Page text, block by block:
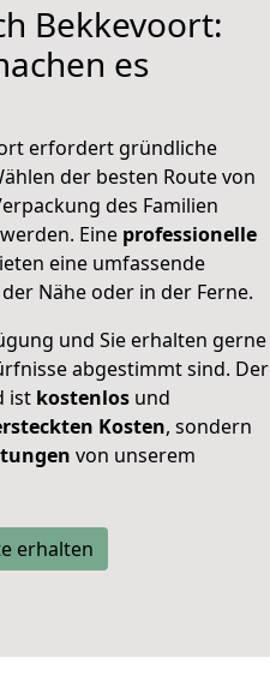
Bekkevoort:
es
erfordert gründliche
der besten Route von
des Familien
Eine professionelle
eine umfassende
Nähe oder in der Ferne.
und Sie erhalten gerne
abgestimmt sind. Der
ist kostenlos und
Kosten, sondern
von unserem
erhalten